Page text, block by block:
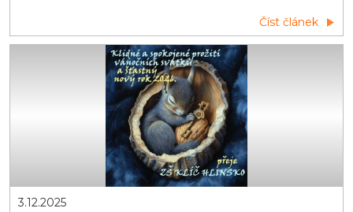
Večerní promítání Stezka odvahy ODVAHA POVINNÁ,
STRACH VÍTANÝ!
Číst článek
3.12.2025